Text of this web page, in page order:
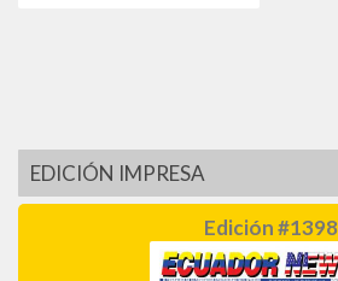
EDICIÓN IMPRESA
Edición #1398